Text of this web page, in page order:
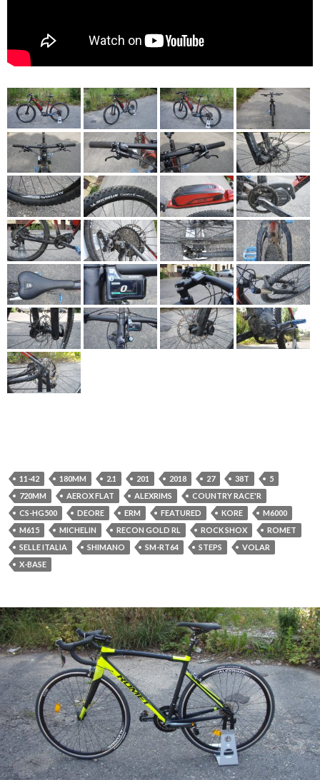
11-42 180MM 2.1 201 2018 27 38T
5
720MM
AEROX FLAT ALEXRIMS
COUNTRY RACE'R
CS-HG500
DEORE ERM FEATURED KORE
M6000
M615
MICHELIN RECON GOLD RL ROCK SHOX
ROMET
SELLE ITALIA
SHIMANO SM-RT64 STEPS
VOLAR
X-BASE